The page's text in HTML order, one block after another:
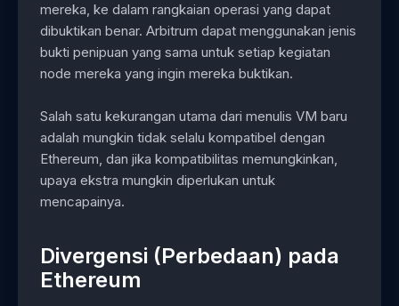
mereka, ke dalam rangkaian operasi yang dapat
dibuktikan benar. Arbitrum dapat menggunakan jenis
bukti penipuan yang sama untuk setiap kegiatan
node mereka yang ingin mereka buktikan.
Salah satu kekurangan utama dari menulis VM baru
adalah mungkin tidak selalu kompatibel dengan
Ethereum, dan jika kompatibilitas memungkinkan,
upaya ekstra mungkin diperlukan untuk
mencapainya.
Divergensi (Perbedaan) pada
Ethereum